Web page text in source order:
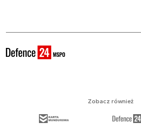
Zobacz również